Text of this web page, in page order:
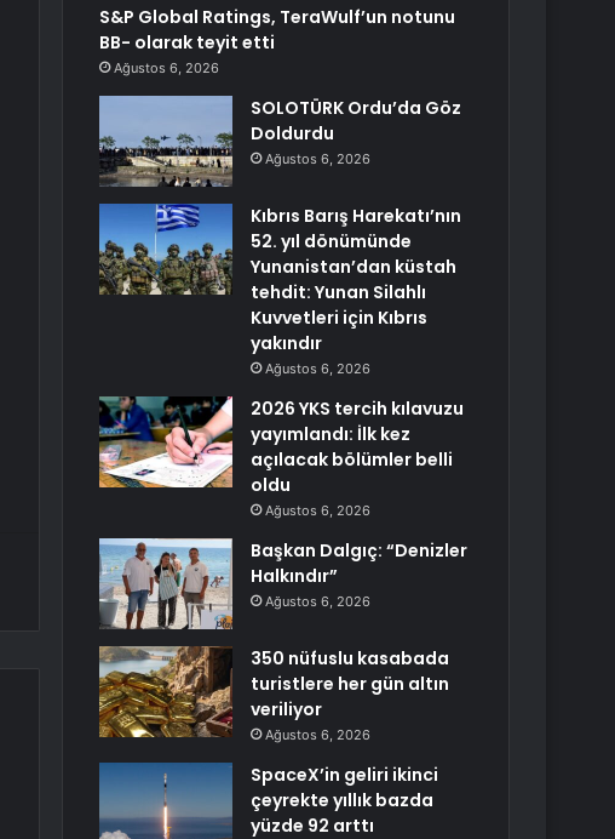
S&P Global Ratings, TeraWulf’un notunu
BB- olarak teyit etti
Ağustos 6, 2026
SOLOTÜRK Ordu’da Göz
Doldurdu
Ağustos 6, 2026
Kıbrıs Barış Harekatı’nın
52. yıl dönümünde
Yunanistan’dan küstah
tehdit: Yunan Silahlı
Kuvvetleri için Kıbrıs
yakındır
Ağustos 6, 2026
2026 YKS tercih kılavuzu
yayımlandı: İlk kez
açılacak bölümler belli
oldu
Ağustos 6, 2026
Başkan Dalgıç: “Denizler
Halkındır”
Ağustos 6, 2026
350 nüfuslu kasabada
turistlere her gün altın
veriliyor
Ağustos 6, 2026
SpaceX’in geliri ikinci
çeyrekte yıllık bazda
yüzde 92 arttı